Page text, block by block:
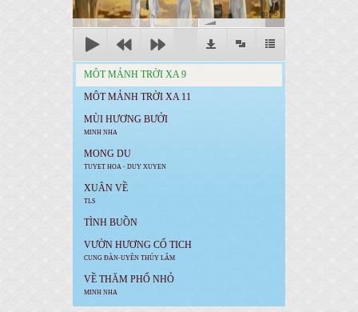
00:00
MÔT MẢNH TRỜI XA 9
MÔT MẢNH TRỜI XA 11
MÙI HƯƠNG BƯỞI
MINH NHA
MONG DU
TUYET HOA - DUY XUYEN
XUÂN VỀ
TLS
TÌNH BUỒN
VƯỜN HƯƠNG CỔ TICH
CUNG ĐÀN-UYÊN THÚY LÂM
VỀ THĂM PHỐ NHỎ
MINH NHA